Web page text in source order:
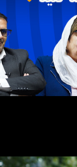
ادبی نویسنده‌ای از دل
نظام نابرابر